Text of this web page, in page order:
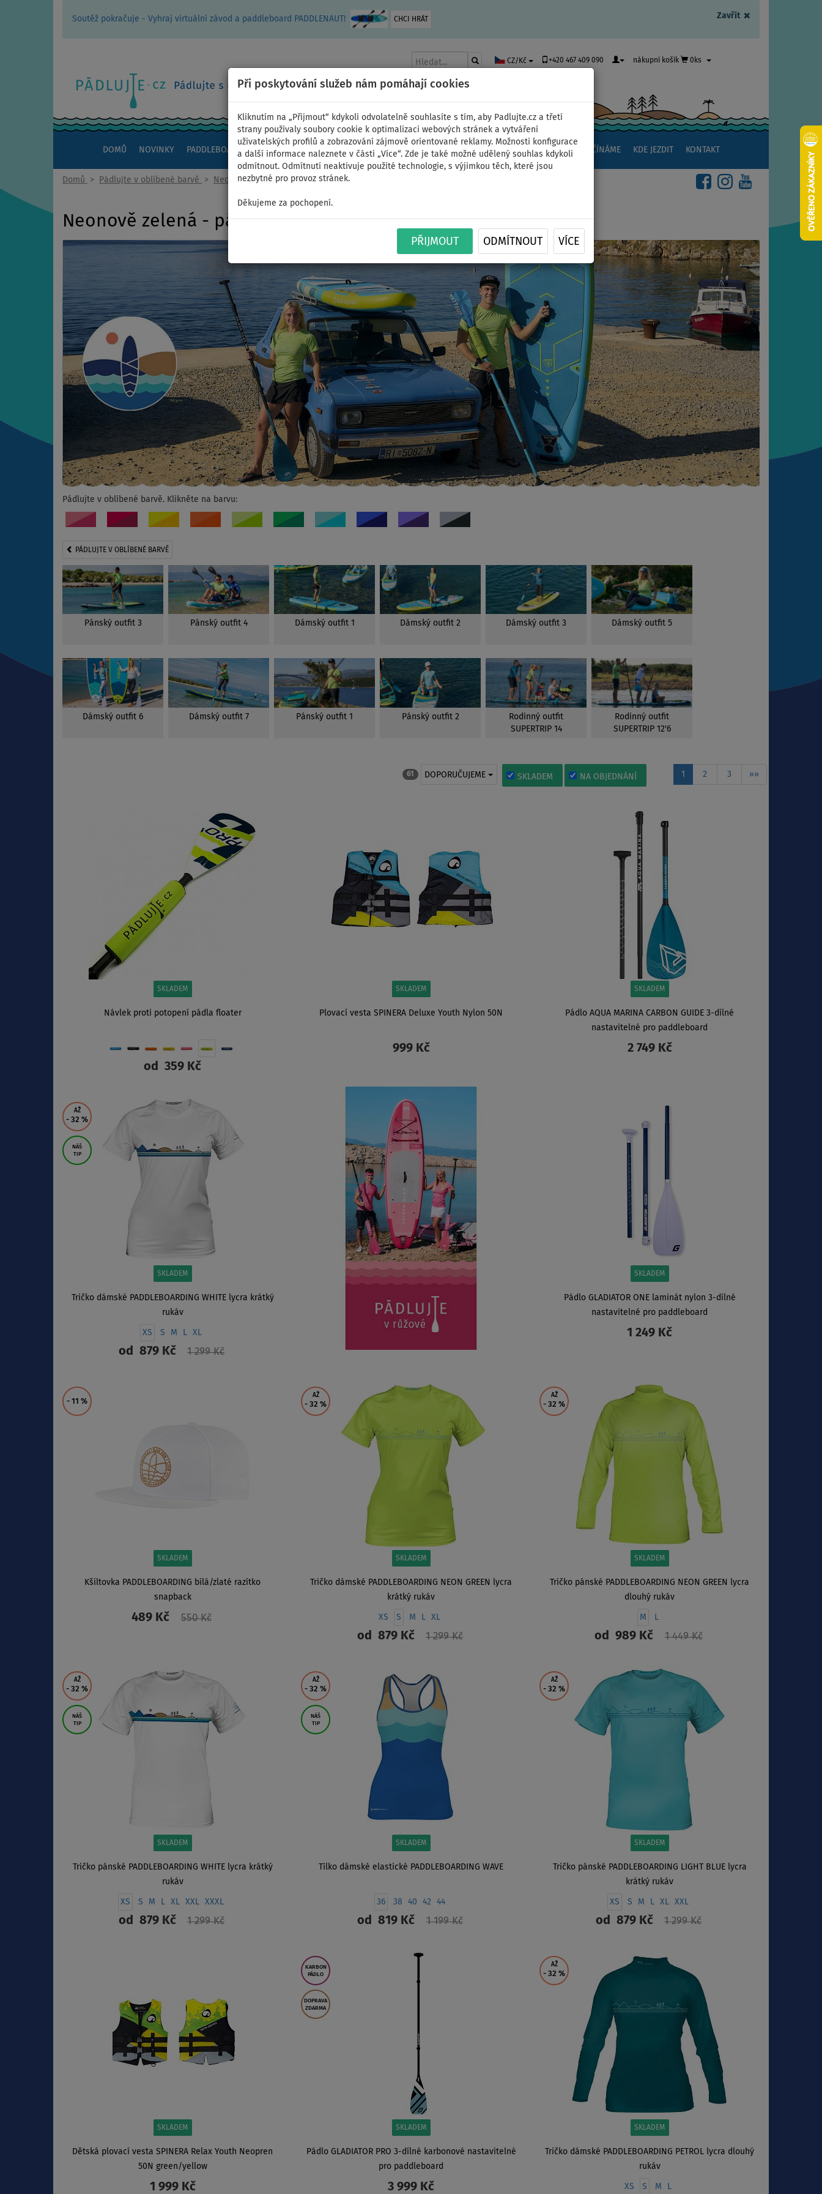
Zavřít ×
Soutěž pokračuje - Vyhraj virtuální závod a paddleboard PADDLENAUT! CHCI HRÁT
Při poskytování služeb nám pomáhají cookies
Kliknutím na „Přijmout“ kdykoli odvolatelně souhlasíte s tím, aby Padlujte.cz a třetí
strany používaly soubory cookie k optimalizaci webových stránek a vytváření
uživatelských profilů a zobrazování zájmově orientované reklamy. Možnosti konfigurace
a další informace naleznete v části „Více“. Zde je také možné udělený souhlas kdykoli
odmítnout. Odmítnutí neaktivuje použité technologie, s výjimkou těch, které jsou
nezbytné pro provoz stránek.
Děkujeme za pochopení.
PŘIJMOUT ODMÍTNOUT VÍCE
CZ/Kč +420 467 409 090 nákupní košík 0ks
DOMŮ NOVINKY PADDLEBOARDY KAJAKY ČLUNY A MOTORY PÁDLA PLACHTY OBLEČENÍ PŘÍSLUŠENSTVÍ ZAČÍNÁME KDE JEZDIT KONTAKT
Domů > Pádlujte v oblíbené barvě > Neon zelená
Neonově zelená - pádlujte v oblíbené barvě
Pádlujte v oblíbené barvě. Klikněte na barvu:
PÁDLUJTE V OBLÍBENÉ BARVĚ
Pánský outfit 3 Pánský outfit 4 Dámský outfit 1 Dámský outfit 2 Dámský outfit 3 Dámský outfit 5
Dámský outfit 6 Dámský outfit 7 Pánský outfit 1 Pánský outfit 2
Rodinný outfit
SUPERTRIP 14
Rodinný outfit
SUPERTRIP 12'6
1 2 3 »»
61 DOPORUČUJEME SKLADEM NA OBJEDNÁNÍ
SKLADEM
Návlek proti potopení pádla floater
od 359 Kč
ZOBRAZIT
SKLADEM
Plovací vesta SPINERA Deluxe Youth Nylon 50N
999 Kč
SKLADEM
Pádlo AQUA MARINA CARBON GUIDE 3-dílné
nastavitelné pro paddleboard
2 749 Kč
AŽ
- 32 %
NÁŠ
TIP
SKLADEM
Tričko dámské PADDLEBOARDING WHITE lycra krátký
rukáv
XS S M L XL
od 879 Kč 1 299 Kč
SKLADEM
Pádlo GLADIATOR ONE laminát nylon 3-dílné
nastavitelné pro paddleboard
1 249 Kč
- 11 %
SKLADEM
Kšiltovka PADDLEBOARDING bílá/zlaté razítko
snapback
489 Kč 550 Kč
AŽ
- 32 %
SKLADEM
Tričko dámské PADDLEBOARDING NEON GREEN lycra
krátký rukáv
XS S M L XL
od 879 Kč 1 299 Kč
AŽ
- 32 %
SKLADEM
Tričko pánské PADDLEBOARDING NEON GREEN lycra
dlouhý rukáv
M L
od989 Kč 1 449 Kč
ZOBRAZIT
AŽ
- 32 %
NÁŠ
TIP
SKLADEM
Tričko pánské PADDLEBOARDING WHITE lycra krátký
rukáv
XS S M L XL XXL XXXL
od 879 Kč 1 299 Kč
AŽ
- 32 %
NÁŠ
TIP
SKLADEM
Tílko dámské elastické PADDLEBOARDING WAVE
36 38 40 42 44
od819 Kč 1 199 Kč
ZOBRAZIT
AŽ
- 32 %
SKLADEM
Tričko pánské PADDLEBOARDING LIGHT BLUE lycra
krátký rukáv
XS S M L XL XXL
od 879 Kč 1 299 Kč
SKLADEM
Dětská plovací vesta SPINERA Relax Youth Neopren
50N green/yellow
1 999 Kč
KARBON
PÁDLO
DOPRAVA
ZDARMA
SKLADEM
Pádlo GLADIATOR PRO 3-dílné karbonové nastavitelné
pro paddleboard
3 999 Kč
AŽ
- 32 %
SKLADEM
Tričko dámské PADDLEBOARDING PETROL lycra dlouhý
rukáv
XS S M L